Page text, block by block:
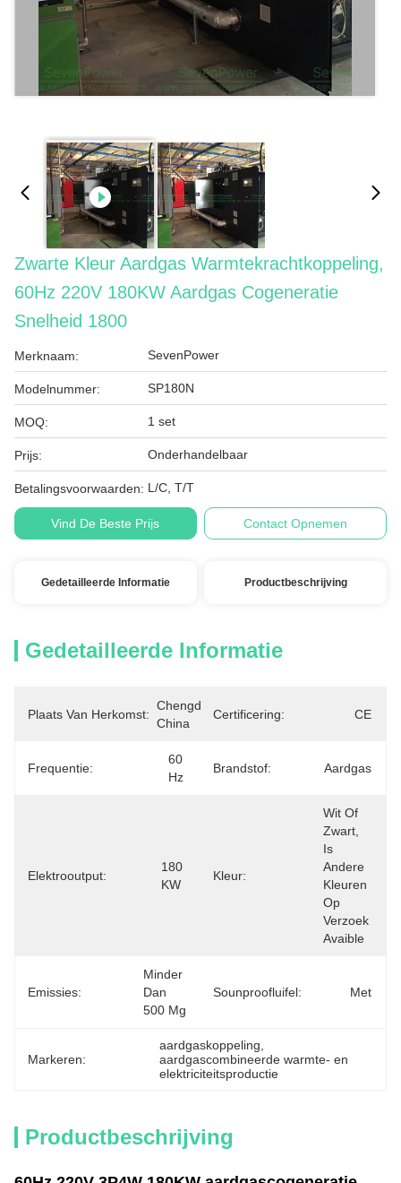
Zwarte Kleur Aardgas Warmtekrachtkoppeling,
60Hz 220V 180KW Aardgas Cogeneratie
Snelheid 1800
Merknaam: SevenPower
Modelnummer: SP180N
MOQ: 1 set
Prijs: Onderhandelbaar
Betalingsvoorwaarden: L/C, T/T
Vind De Beste Prijs Contact Opnemen
Gedetailleerde Informatie Productbeschrijving
Gedetailleerde Informatie
Plaats Van Herkomst:
Chengdu,
China
Certificering: CE
Frequentie:
60
Hz
Brandstof: Aardgas
Elektrooutput:
180
KW
Kleur:
Wit Of
Zwart,
Is
Andere
Kleuren
Op
Verzoek
Avaible
Emissies:
Minder
Dan
500 Mg
Sounproofluifel: Met
Markeren:
aardgaskoppeling
aardgascombineerde warmte- en
elektriciteitsproductie
Productbeschrijving